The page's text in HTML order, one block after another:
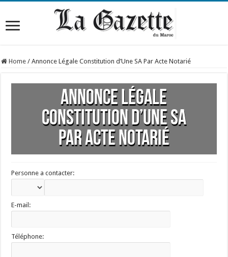
Home / Annonce Légale Constitution d’Une SA Par Acte Notarié
Annonce Légale
Constitution d’Une SA
Par Acte Notarié
Personne a contacter:
E-mail:
Téléphone: